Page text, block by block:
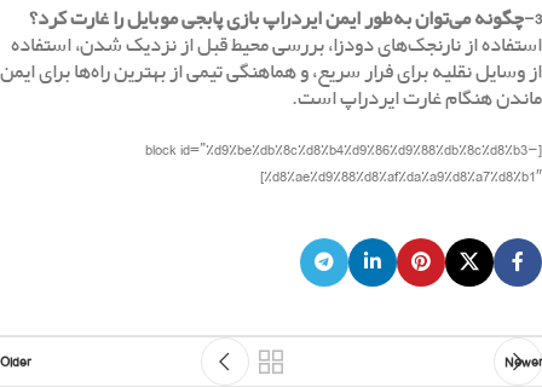
3-چگونه می‌توان به‌طور ایمن ایردراپ بازی پابجی موبایل را غارت کرد؟
استفاده از نارنجک‌های دودزا، بررسی محیط قبل از نزدیک شدن، استفاده
از وسایل نقلیه برای فرار سریع، و هماهنگی تیمی از بهترین راه‌ها برای ایمن
ماندن هنگام غارت ایردراپ است.
[block id=”%d9%be%db%8c%d8%b4%d9%86%d9%88%db%8c%d8%b3-
%d8%ae%d9%88%d8%af%da%a9%d8%a7%d8%b1″]
Newer
Older